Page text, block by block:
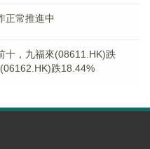
正常推進中
十，九福來(08611.HK)跌
跌18.44%